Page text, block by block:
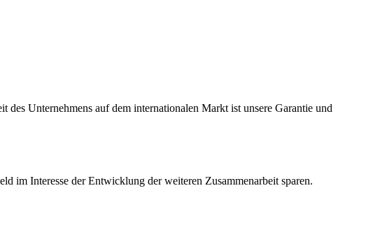
Unternehmens auf dem internationalen Markt ist unsere Garantie und
im Interesse der Entwicklung der weiteren Zusammenarbeit sparen.